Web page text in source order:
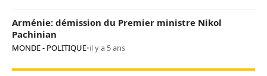
Arménie: démission du Premier ministre Nikol
Pachinian
MONDE - POLITIQUE•il y a 5 ans